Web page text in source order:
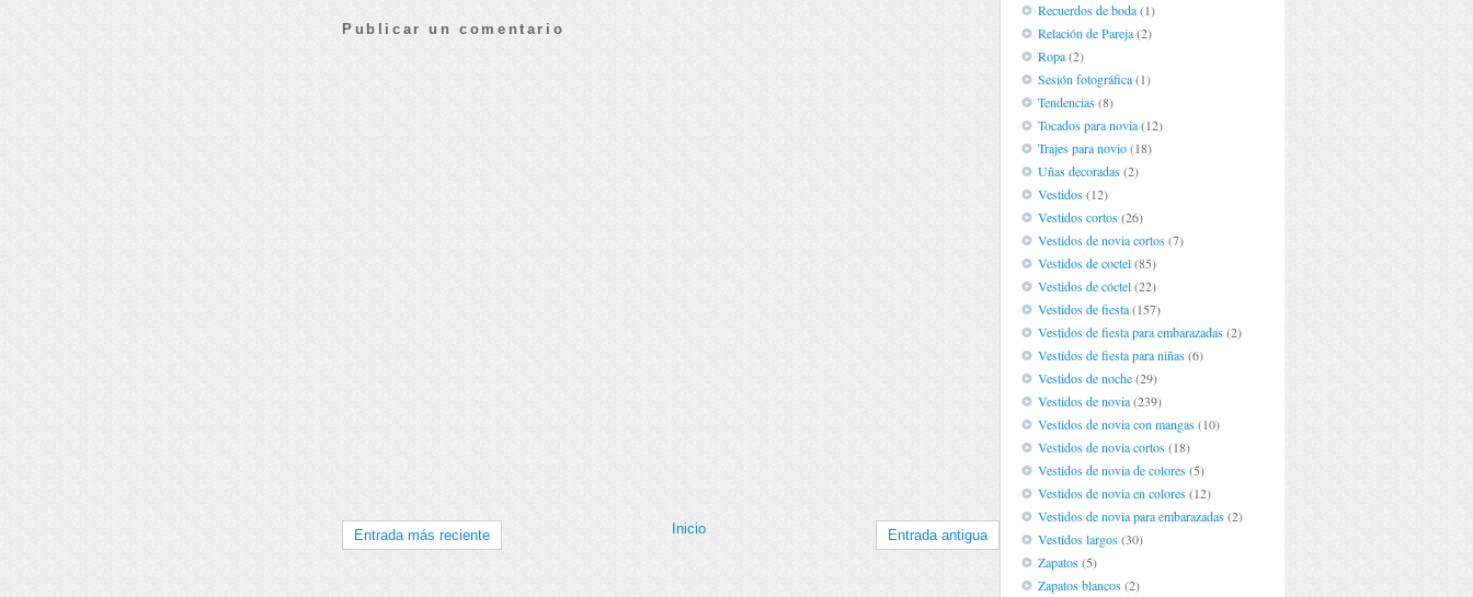
Publicar un comentario
Entrada más reciente Entrada antigua
Inicio
Recuerdos de boda(1)
Relación de Pareja(2)
Ropa(2)
Sesión fotográfica(1)
Tendencias(8)
Tocados para novia(12)
Trajes para novio(18)
Uñas decoradas(2)
Vestidos(12)
Vestidos cortos(26)
Vestidos de novia cortos(7)
Vestidos de coctel(85)
Vestidos de cóctel(22)
Vestidos de fiesta(157)
Vestidos de fiesta para embarazadas(2)
Vestidos de fiesta para niñas(6)
Vestidos de noche(29)
Vestidos de novia(239)
Vestidos de novia con mangas(10)
Vestidos de novia cortos(18)
Vestidos de novia de colores(5)
Vestidos de novia en colores(12)
Vestidos de novia para embarazadas(2)
Vestidos largos(30)
Zapatos(5)
Zapatos blancos(2)